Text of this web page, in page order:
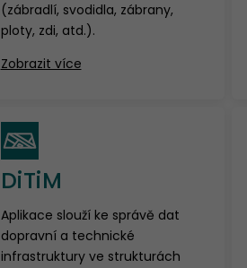
(zábradlí, svodidla, zábrany,
ploty, zdi, atd.).
Zobrazit více
DiTiM
Aplikace slouží ke správě dat
dopravní a technické
infrastruktury ve strukturách